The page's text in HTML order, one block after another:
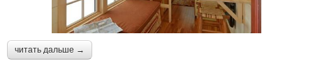
читать дальше →